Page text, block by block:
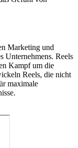
Marketing und
Unternehmens. Reels
Kampf um die
Reels, die nicht
maximale